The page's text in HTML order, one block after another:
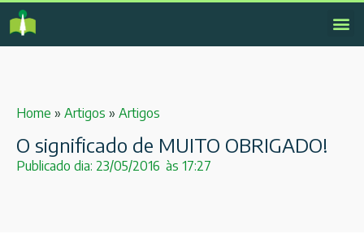
Home » Artigos » Artigos
O significado de MUITO OBRIGADO!
Publicado dia: 23/05/2016 às 17:27